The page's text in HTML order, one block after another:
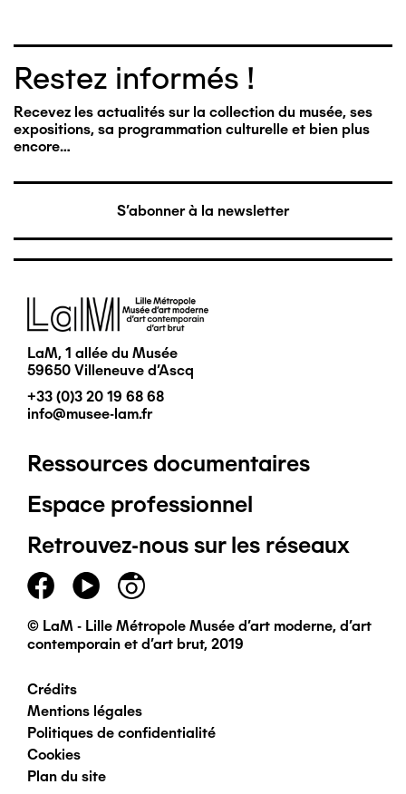
Restez informés !
Recevez les actualités sur la collection du musée, ses
expositions, sa programmation culturelle et bien plus
encore…
S'abonner à la newsletter
Image
LaM, 1 allée du Musée
59650 Villeneuve d'Ascq
+33 (0)3 20 19 68 68
info@musee-lam.fr
Pied
de
page
principal
Ressources documentaires
Espace professionnel
Retrouvez-nous sur les réseaux
© LaM - Lille Métropole Musée d'art moderne, d'art
contemporain et d'art brut, 2019
Pied
de
Crédits
Mentions légales
Politiques de confidentialité
Cookies
Plan du site